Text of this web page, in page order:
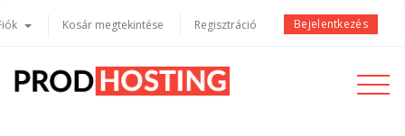
Kosár megtekintése Regisztráció Bejelentkezés
Toggle